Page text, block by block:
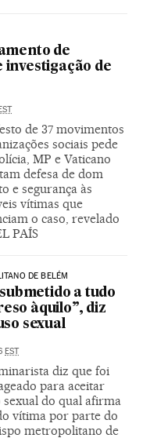
de
investigação de
de 37 movimentos
sociais pede
MP e Vaticano
defesa de dom
e segurança às
vítimas que
o caso, revelado
PAÍS
DE BELÉM
a tudo
àquilo”, diz
sexual
EST
diz que foi
para aceitar
sexual do qual afirma
vítima por parte do
metropolitano de